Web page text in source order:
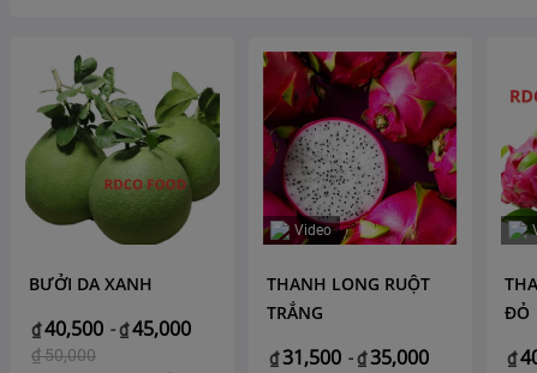
BƯỞI DA XANH
₫40,500 -₫45,000
₫50,000
Video
THANH LONG RUỘT
TRẮNG
₫ 31,500 -₫ 35,000
ĐỎ
₫